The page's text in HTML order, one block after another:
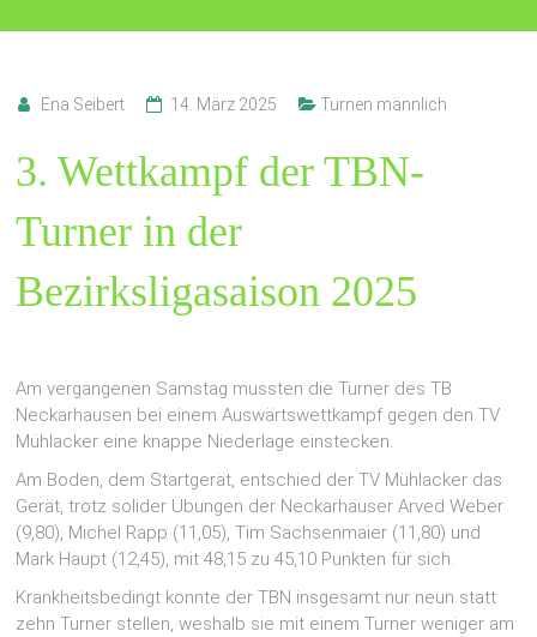
Ena Seibert 14. März 2025 Turnen männlich
3. Wettkampf der TBN-
Turner in der
Bezirksligasaison 2025
Am vergangenen Samstag mussten die Turner des TB
Neckarhausen bei einem Auswärtswettkampf gegen den TV
Mühlacker eine knappe Niederlage einstecken.
Am Boden, dem Startgerät, entschied der TV Mühlacker das
Gerät, trotz solider Übungen der Neckarhäuser Arved Weber
(9,80), Michel Rapp (11,05), Tim Sachsenmaier (11,80) und
Mark Haupt (12,45), mit 48,15 zu 45,10 Punkten für sich.
Krankheitsbedingt konnte der TBN insgesamt nur neun statt
zehn Turner stellen, weshalb sie mit einem Turner weniger am